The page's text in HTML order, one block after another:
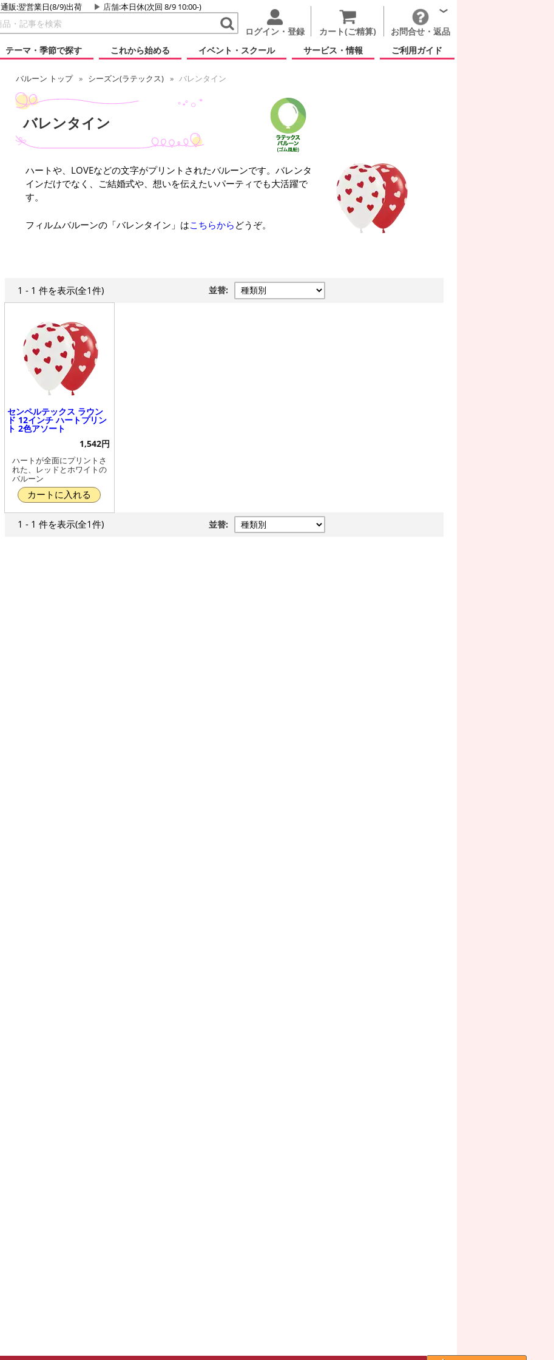
通販:翌営業日(8/9)出荷 店舗:本日休(次回 8/9 10:00-)
ログイン・登録 カート(ご精算)
お問合せ・返品
テーマ・季節で探す
これから始める イベント・スクール サービス・情報 ご利用ガイド
バルーン トップ シーズン(ラテックス) バレンタイン
バレンタイン
ハートや、LOVEなどの文字がプリントされたバルーンです。バレンタ
インだけでなく、ご結婚式や、想いを伝えたいパーティでも大活躍で
す。
フィルムバルーンの「バレンタイン」はこちらから どうぞ。
1 - 1 件を表示(全1件) 並替:
センペルテックス ラウン
ド 12インチ ハートプリン
ト 2色アソート
1,542円
ハートが全面にプリントさ
れた、レッドとホワイトの
バルーン
カートに入れる
1 - 1 件を表示(全1件) 並替: